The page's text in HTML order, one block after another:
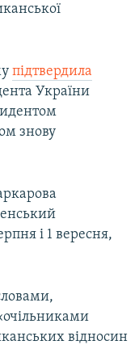
підтвердила
України
знову
і 1 вересня,
відносин